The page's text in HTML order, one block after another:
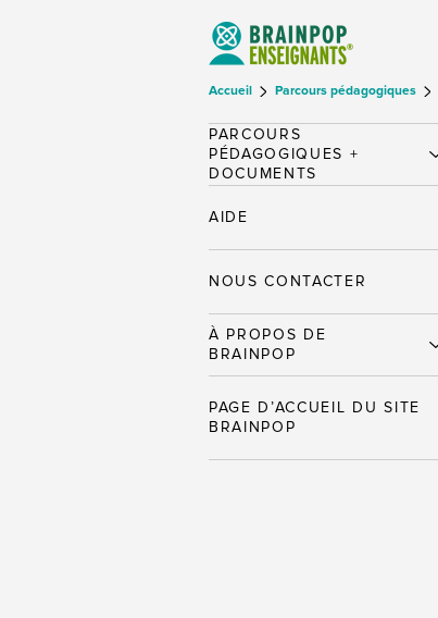
Accueil Parcours pédagogiques
PARCOURS
PÉDAGOGIQUES +
DOCUMENTS
AIDE
NOUS CONTACTER
À PROPOS DE
BRAINPOP
PAGE D’ACCUEIL DU SITE
BRAINPOP